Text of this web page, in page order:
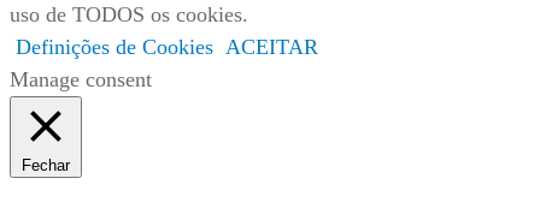
uso de TODOS os cookies.
Definições de Cookies ACEITAR
Manage consent
Fechar